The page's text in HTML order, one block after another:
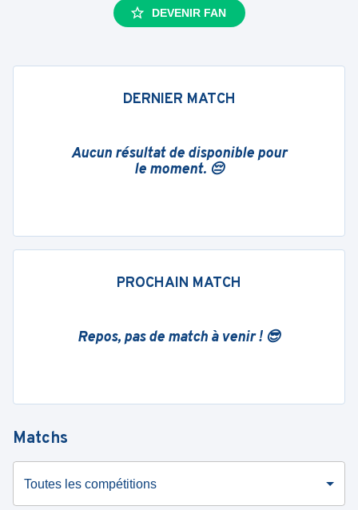
DEVENIR FAN
DERNIER MATCH
Aucun résultat de disponible pour
le moment. 😔
PROCHAIN MATCH
Repos, pas de match à venir ! 😎
Matchs
Toutes les compétitions